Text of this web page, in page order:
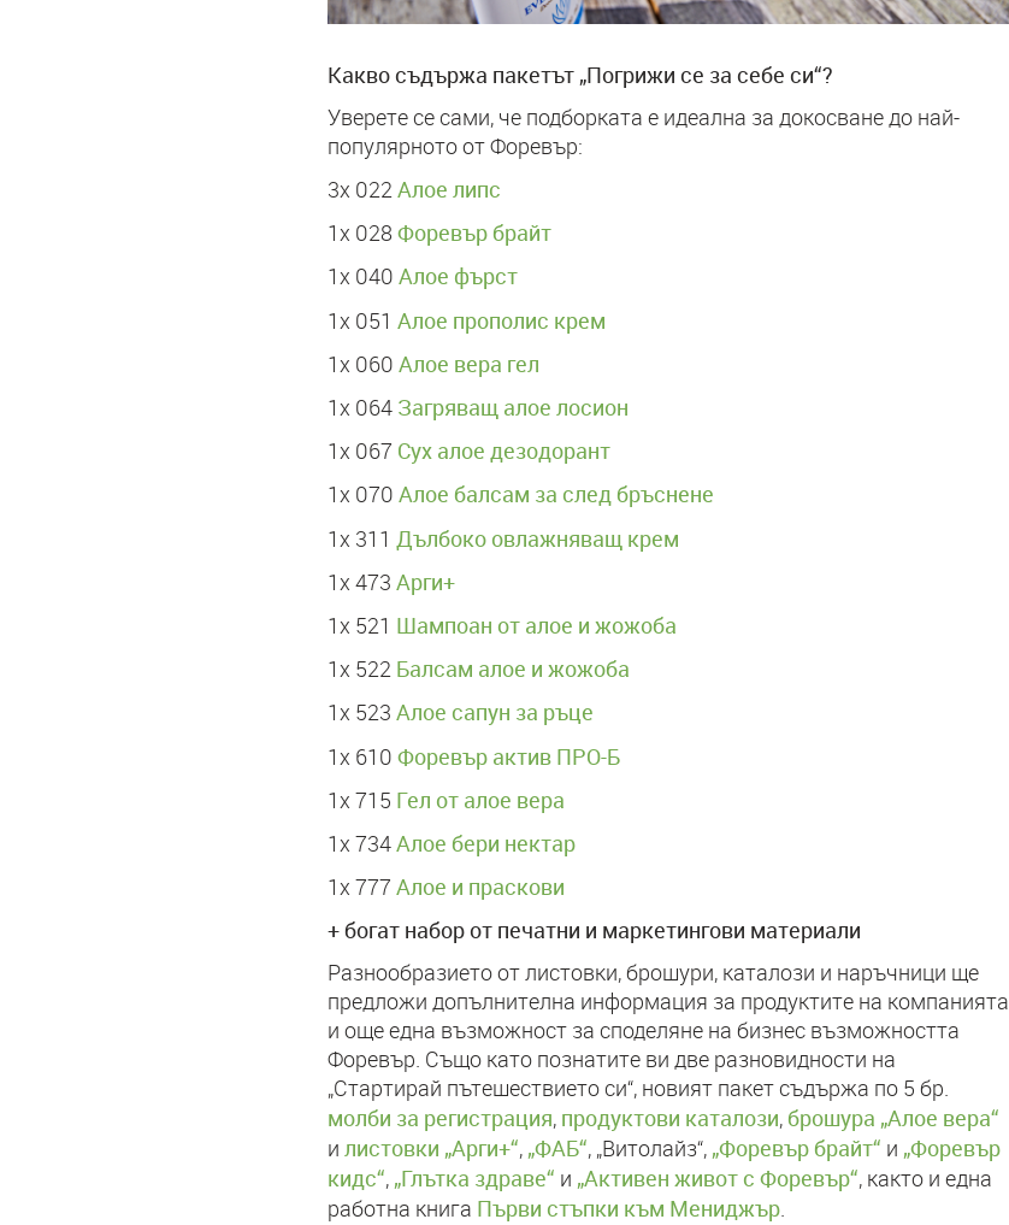
Какво съдържа пакетът „Погрижи се за себе си“?
Уверете се сами, че подборката е идеална за докосване до най-
популярното от Форевър:
3x 022Алое липс
1x 028 Форевър брайт
1x 040 Алое фърст
1х 051 Алое прополис крем
1х 060 Алое вера гел
1х 064 Загряващ алое лосион
1х 067 Сух алое дезодорант
1х 070 Алое балсам за след бръснене
1х 311 Дълбоко овлажняващ крем
1х 473 Арги+
1х 521 Шампоан от алое и жожоба
1х 522 Балсам алое и жожоба
1х 523 Алое сапун за ръце
1х 610 Форевър актив ПРО-Б
1х 715 Гел от алое вера
1х 734Алое бери нектар
1х 777 Алое и праскови
+ богат набор от печатни и маркетингови материали
Разнообразието от листовки, брошури, каталози и наръчници ще
предложи допълнителна информация за продуктите на компанията
и още една възможност за споделяне на бизнес възможността
Форевър. Също като познатите ви две разновидности на
„Стартирай пътешествието си“, новият пакет съдържа по 5 бр.
молби за регистрация, продуктови каталози,брошура „Алое вера“
и листовки „Арги+“, „ФАБ“, „Витолайз“, „Форевър брайт“ и „Форевър
кидс“, „Глътка здраве“ и „Активен живот с Форевър“, както и една
работна книга Първи стъпки към Мениджър.